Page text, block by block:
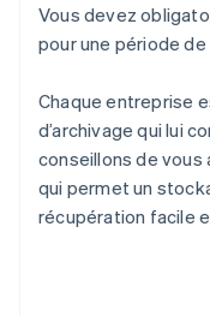
Vous devez
pour une période de
Chaque entreprise
d’archivage qui lui
conseillons de vous
qui permet un
récupération facile